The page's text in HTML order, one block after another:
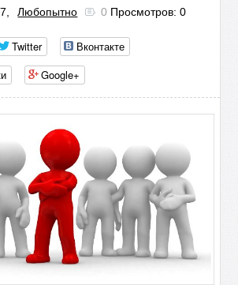
Любопытно 0 Просмотров: 0
Twitter
Вконтакте
Google+